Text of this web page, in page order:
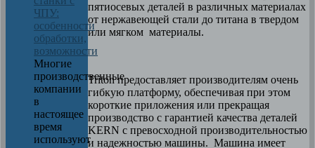
пятиосевых деталей в различных материалах
от нержавеющей стали до титана в твердом
или мягком материалы.
Triton предоставляет производителям очень
гибкую платформу, обеспечивая при этом
короткие приложения или прекращая
производство с гарантией качества деталей
KERN с превосходной производительностью
и надежностью машины. Машина имеет
ЧПУ:
особенности
обработки,
возможности
Многие
производственные
компании
в
настоящее
время
используют